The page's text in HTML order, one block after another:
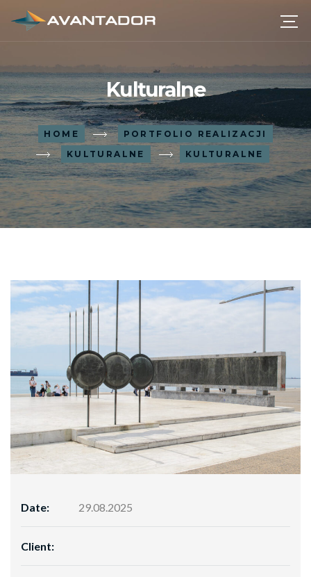
Kulturalne
HOME
PORTFOLIO REALIZACJI
KULTURALNE
KULTURALNE
Date: 29.08.2025
Client: